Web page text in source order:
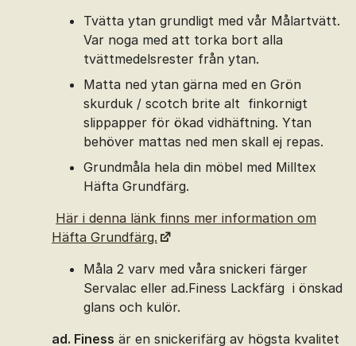
Tvätta ytan grundligt med vår Målartvätt.
Var noga med att torka bort alla
tvättmedelsrester från ytan.
Matta ned ytan gärna med en Grön
skurduk / scotch brite alt finkornigt
slippapper för ökad vidhäftning. Ytan
behöver mattas ned men skall ej repas.
Grundmåla hela din möbel med Milltex
Häfta Grundfärg.
Här i denna länk finns mer information om
Häfta Grundfärg.
Måla 2 varv med våra snickeri färger
Servalac eller ad.Finess Lackfärg i önskad
glans och kulör.
ad. Finess är en snickerifärg av högsta kvalitet